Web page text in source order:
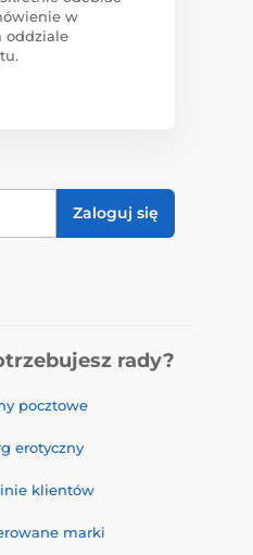
w
oddziale
Zaloguj się
rady?
pocztowe
erotyczny
klientów
marki